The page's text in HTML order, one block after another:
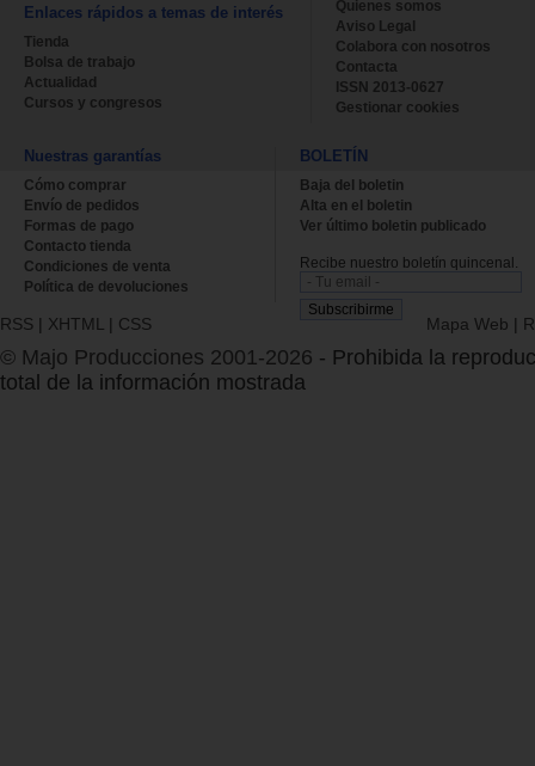
Enlaces rápidos a temas de interés
Tienda
Bolsa de trabajo
Actualidad
Cursos y congresos
Quienes somos
Aviso Legal
Colabora con nosotros
Contacta
ISSN 2013-0627
Gestionar cookies
Nuestras garantías
Cómo comprar
Envío de pedidos
Formas de pago
Contacto tienda
Condiciones de venta
Política de devoluciones
BOLETÍN
Baja del boletin
Alta en el boletin
Ver último boletin publicado
Recibe nuestro boletín quincenal.
RSS | XHTML | CSS Mapa Web |
© Majo Producciones 2001-2026 - Prohibida la
total de la información mostrada